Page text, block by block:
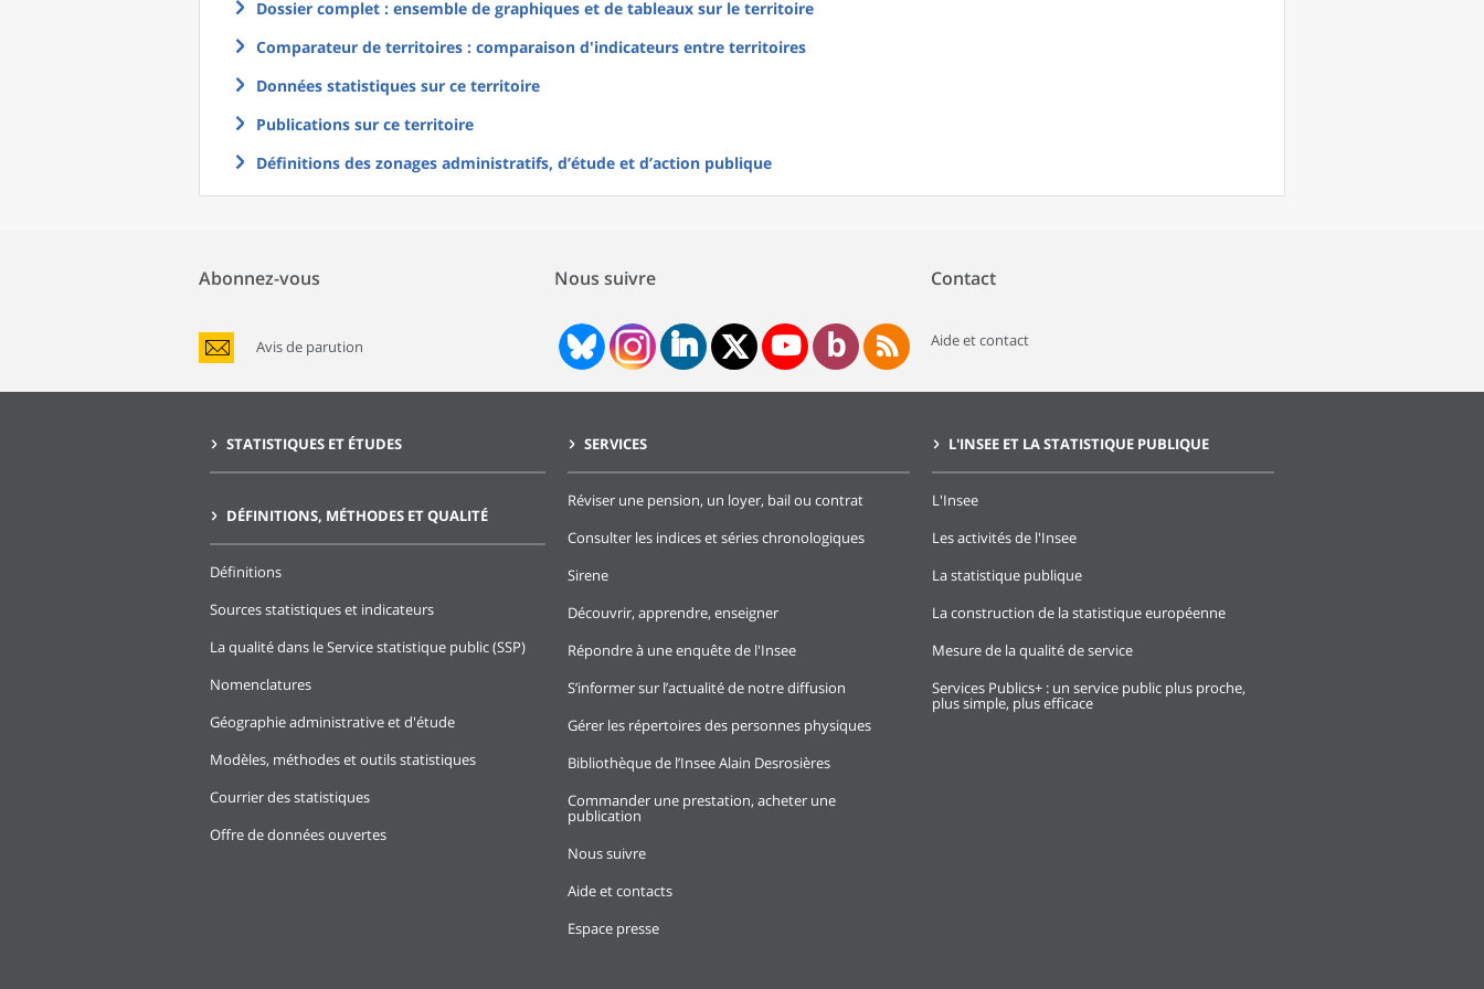
Dossier complet : ensemble de graphiques et de tableaux sur le territoire
Comparateur de territoires : comparaison d'indicateurs entre territoires
Données statistiques sur ce territoire
Publications sur ce territoire
Définitions des zonages administratifs, d’étude et d’action publique
Abonnez-vous
Avis de parution
Nous suivre Contact
Aide et contact
STATISTIQUES ET ÉTUDES
DÉFINITIONS, MÉTHODES ET QUALITÉ
Définitions
Sources statistiques et indicateurs
La qualité dans le Service statistique public (SSP)
Nomenclatures
Géographie administrative et d'étude
Modèles, méthodes et outils statistiques
Courrier des statistiques
Offre de données ouvertes
SERVICES
Réviser une pension, un loyer, bail ou contrat
Consulter les indices et séries chronologiques
Sirene
Découvrir, apprendre, enseigner
Répondre à une enquête de l'Insee
S’informer sur l’actualité de notre diffusion
Gérer les répertoires des personnes physiques
Bibliothèque de l’Insee Alain Desrosières
Commander une prestation, acheter une
publication
Nous suivre
Aide et contacts
Espace presse
L'INSEE ET LA STATISTIQUE PUBLIQUE
L'Insee
Les activités de l'Insee
La statistique publique
La construction de la statistique européenne
Mesure de la qualité de service
Services Publics+ : un service public plus proche,
plus simple, plus efficace